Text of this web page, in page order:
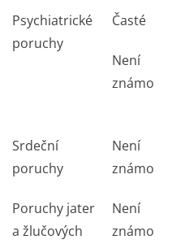
Psychiatrické
poruchy
Časté
Není
známo
Srdeční
poruchy
Není
známo
Poruchy jater
a žlučových
Není
známo